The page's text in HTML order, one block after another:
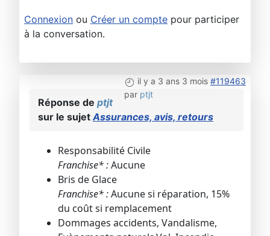
Connexion ou Créer un compte pour participer
à la conversation.
il y a 3 ans 3 mois #119463
par ptjt
Réponse de ptjt
sur le sujetAssurances, avis, retours
Responsabilité Civile
Franchise* :Aucune
Bris de Glace
Franchise* :Aucune si réparation, 15%
du coût si remplacement
Dommages accidents, Vandalisme,